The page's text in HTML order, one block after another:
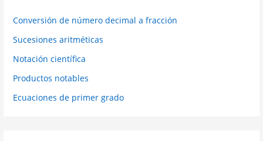
Conversión de número decimal a fracción
Sucesiones aritméticas
Notación científica
Productos notables
Ecuaciones de primer grado